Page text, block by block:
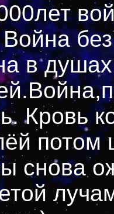
в душах
Кровь
потом
снова